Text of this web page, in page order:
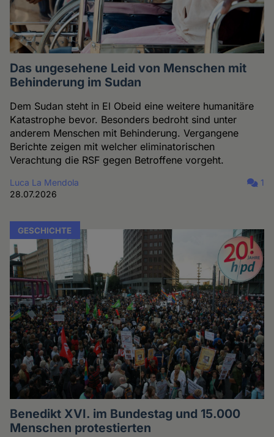
Das ungesehene Leid von Menschen mit
Behinderung im Sudan
Dem Sudan steht in El Obeid eine weitere humanitäre
Katastrophe bevor. Besonders bedroht sind unter
anderem Menschen mit Behinderung. Vergangene
Berichte zeigen mit welcher eliminatorischen
Verachtung die RSF gegen Betroffene vorgeht.
Luca La Mendola
28.07.2026
1
GESCHICHTE
Benedikt XVI. im Bundestag und 15.000
Menschen protestierten